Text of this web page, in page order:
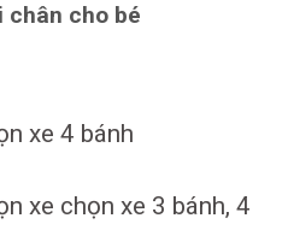
chân cho bé
xe 4 bánh
xe chọn xe 3 bánh, 4